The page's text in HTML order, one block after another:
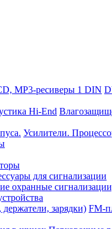
MP3-ресиверы 1 DIN
Hi-End
Усилители.
для сигнализации
охранные
зарядки) FM-